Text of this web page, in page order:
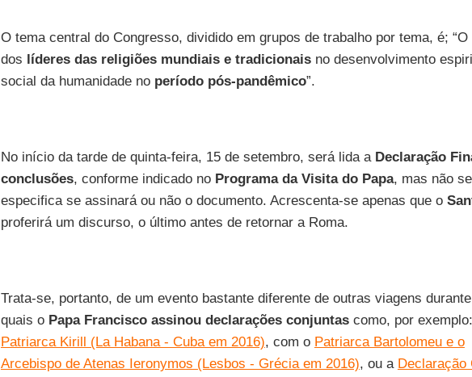
O tema central do Congresso, dividido em grupos de trabalho por tema, é; “O
dos líderes das religiões mundiais e tradicionaisno desenvolvimento
social da humanidade no período pós-pandêmico”.
No início da tarde de quinta-feira, 15 de setembro, será lida a Declaração
conclusões, conforme indicado no Programa da Visita do Papa, mas não se
especifica se assinará ou não o documento. Acrescenta-se apenas que o
proferirá um discurso, o último antes de retornar a Roma.
Trata-se, portanto, de um evento bastante diferente de outras viagens
quais o Papa Francisco assinou declarações conjuntascomo, por
Patriarca Kirill (La Habana - Cuba em 2016), com o Patriarca Bartolomeu e o
Arcebispo de Atenas Ieronymos (Lesbos - Grécia em 2016), ou a Declaração